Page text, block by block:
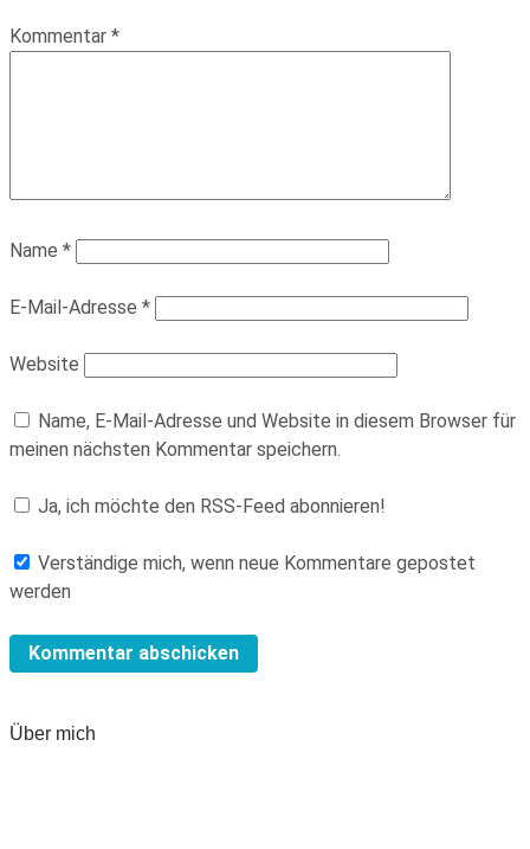
Kommentar *
Name *
E-Mail-Adresse *
Website
Name, E-Mail-Adresse und Website in diesem Browser für
meinen nächsten Kommentar speichern.
Ja, ich möchte den RSS-Feed abonnieren!
Verständige mich, wenn neue Kommentare gepostet
werden
Über mich